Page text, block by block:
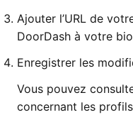
Ajouter l’URL de
DoorDash à votre bio
Enregistrer les
Vous pouvez
concernant les